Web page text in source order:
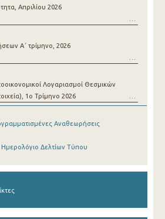
Απριλίου 2026
Α΄ τρίμηνο, 2026
Λογαριασμοί Θεσμικών
1o Τρίμηνο 2026
Αναθεωρήσεις
Ημερολόγιο Δελτίων Τύπου